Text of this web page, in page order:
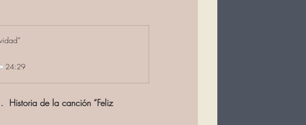
24:29
Historia de la canción “Feliz